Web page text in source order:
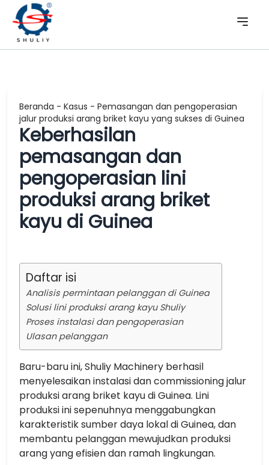
Beranda - Kasus - Pemasangan dan pengoperasian
jalur produksi arang briket kayu yang sukses di Guinea
Keberhasilan
pemasangan dan
pengoperasian lini
produksi arang briket
kayu di Guinea
Daftar isi
Analisis permintaan pelanggan di Guinea
Solusi lini produksi arang kayu Shuliy
Proses instalasi dan pengoperasian
Ulasan pelanggan
Baru-baru ini, Shuliy Machinery berhasil
menyelesaikan instalasi dan commissioning jalur
produksi arang briket kayu di Guinea. Lini
produksi ini sepenuhnya menggabungkan
karakteristik sumber daya lokal di Guinea, dan
membantu pelanggan mewujudkan produksi
arang yang efisien dan ramah lingkungan.